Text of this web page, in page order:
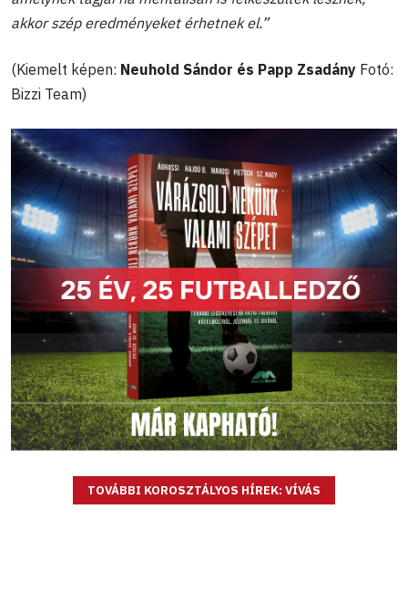
akkor szép eredményeket érhetnek el.”
(Kiemelt képen: Neuhold Sándor és Papp Zsadány Fotó:
Bizzi Team)
TOVÁBBI KOROSZTÁLYOS HÍREK: VÍVÁS